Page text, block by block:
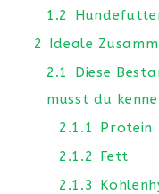
1.2
2 Ideale
2.1
Diese
musst du
2.1.1
Protein
2.1.2 Fett
2.1.3